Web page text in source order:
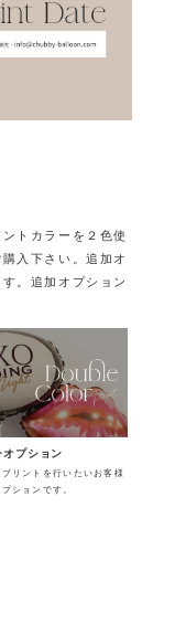
トカラーを２色使
入下さい。追加オ
。追加オプション
プション
プリントを行いたいお客様
ションです。